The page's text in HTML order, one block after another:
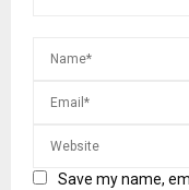
Save my name,